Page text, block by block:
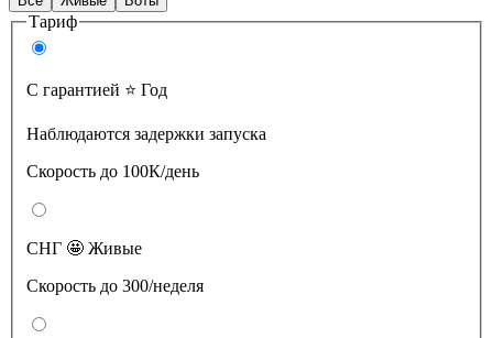
Тариф
С гарантией ⭐️ Год
Наблюдаются задержки запуска
Скорость до 100К/день
СНГ 🤩 Живые
Скорость до 300/неделя